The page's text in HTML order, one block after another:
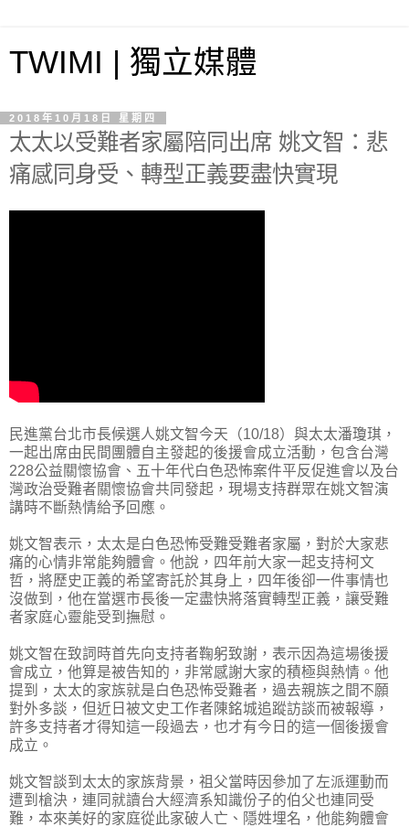
TWIMI | 獨立媒體
2018年10月18日 星期四
太太以受難者家屬陪同出席 姚文智：悲
痛感同身受、轉型正義要盡快實現
民進黨台北市長候選人姚文智今天（10/18）與太太潘瓊琪，
一起出席由民間團體自主發起的後援會成立活動，包含台灣
228公益關懷協會、五十年代白色恐怖案件平反促進會以及台
灣政治受難者關懷協會共同發起，現場支持群眾在姚文智演
講時不斷熱情給予回應。
姚文智表示，太太是白色恐怖受難受難者家屬，對於大家悲
痛的心情非常能夠體會。他說，四年前大家一起支持柯文
哲，將歷史正義的希望寄託於其身上，四年後卻一件事情也
沒做到，他在當選市長後一定盡快將落實轉型正義，讓受難
者家庭心靈能受到撫慰。
姚文智在致詞時首先向支持者鞠躬致謝，表示因為這場後援
會成立，他算是被告知的，非常感謝大家的積極與熱情。他
提到，太太的家族就是白色恐怖受難者，過去親族之間不願
對外多談，但近日被文史工作者陳銘城追蹤訪談而被報導，
許多支持者才得知這一段過去，也才有今日的這一個後援會
成立。
姚文智談到太太的家族背景，祖父當時因參加了左派運動而
遭到槍決，連同就讀台大經濟系知識份子的伯父也連同受
難，本來美好的家庭從此家破人亡、隱姓埋名，他能夠體會